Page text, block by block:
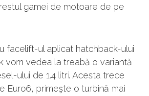
gamei de motoare de pe
facelift-ul aplicat hatchback-ului
vom vedea la treabă o variantă
ului de 1.4 litri. Acesta trece
Euro6, primeşte o turbină mai